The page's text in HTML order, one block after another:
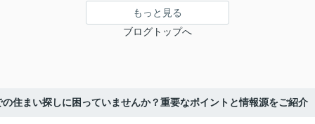
もっと見る
ブログトップへ
の住まい探しに困っていませんか？重要なポイントと情報源をご紹介